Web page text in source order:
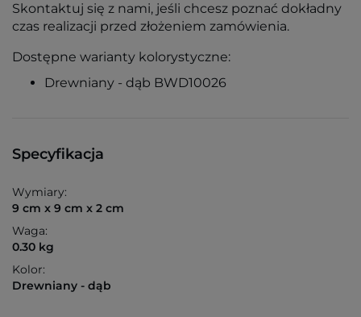
Skontaktuj się z nami, jeśli chcesz poznać dokładny
czas realizacji przed złożeniem zamówienia.
Dostępne warianty kolorystyczne:
Drewniany - dąb BWD10026
Specyfikacja
Wymiary:
9 cm x 9 cm x 2 cm
Waga:
0.30 kg
Kolor:
Drewniany - dąb